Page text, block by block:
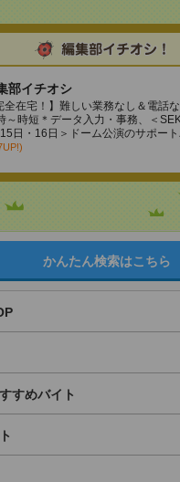
部イチオシ
全在宅！】難しい業務なし＆電話
～時短＊データ入力・事務、＜
日・16日＞ドーム公演のサポー
かんたん検索はこちら
すめバイト